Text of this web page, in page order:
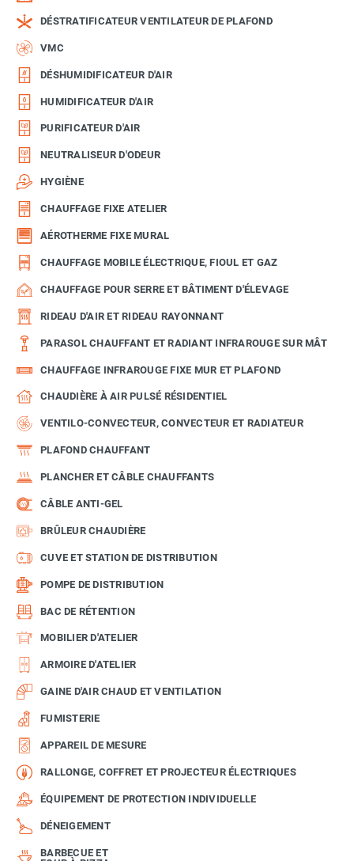
DÉSTRATIFICATEUR VENTILATEUR DE PLAFOND
VMC
DÉSHUMIDIFICATEUR D'AIR
HUMIDIFICATEUR D'AIR
PURIFICATEUR D'AIR
NEUTRALISEUR D'ODEUR
HYGIÈNE
CHAUFFAGE FIXE ATELIER
AÉROTHERME FIXE MURAL
CHAUFFAGE MOBILE ÉLECTRIQUE, FIOUL ET GAZ
CHAUFFAGE POUR SERRE ET BÂTIMENT D'ÉLEVAGE
RIDEAU D'AIR ET RIDEAU RAYONNANT
PARASOL CHAUFFANT ET RADIANT INFRAROUGE SUR MÂT
CHAUFFAGE INFRAROUGE FIXE MUR ET PLAFOND
CHAUDIÈRE À AIR PULSÉ RÉSIDENTIEL
VENTILO-CONVECTEUR, CONVECTEUR ET RADIATEUR
PLAFOND CHAUFFANT
PLANCHER ET CÂBLE CHAUFFANTS
CÂBLE ANTI-GEL
BRÛLEUR CHAUDIÈRE
CUVE ET STATION DE DISTRIBUTION
POMPE DE DISTRIBUTION
BAC DE RÉTENTION
MOBILIER D'ATELIER
ARMOIRE D'ATELIER
GAINE D'AIR CHAUD ET VENTILATION
FUMISTERIE
APPAREIL DE MESURE
RALLONGE, COFFRET ET PROJECTEUR ÉLECTRIQUES
ÉQUIPEMENT DE PROTECTION INDIVIDUELLE
DÉNEIGEMENT
BARBECUE ET